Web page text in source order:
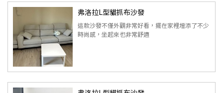
弗洛拉L型貓抓布沙發
這款沙發不僅外觀非常好看，擺在家裡增添了不少
時尚感，坐起來也非常舒適